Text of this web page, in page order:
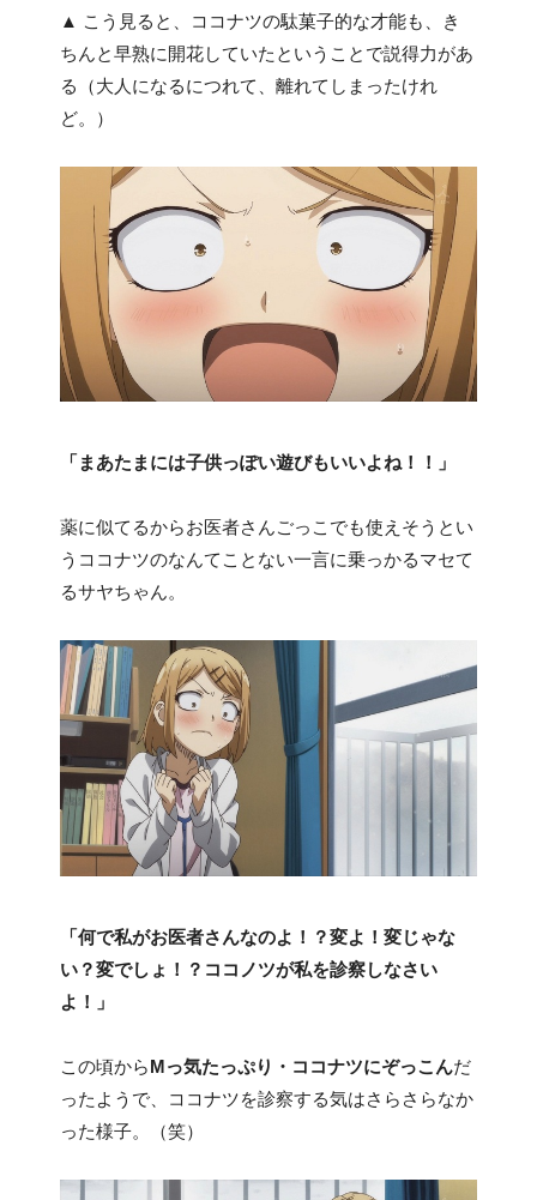
▲ こう見ると、ココナツの駄菓子的な才能も、き
ちんと早熟に開花していたということで説得力があ
る（大人になるにつれて、離れてしまったけれ
ど。）
「まあたまには子供っぽい遊びもいいよね！！」
薬に似てるからお医者さんごっこでも使えそうとい
うココナツのなんてことない一言に乗っかるマセて
るサヤちゃん。
「何で私がお医者さんなのよ！？変よ！変じゃな
い？変でしょ！？ココノツが私を診察しなさい
よ！」
この頃からMっ気たっぷり・ココナツにぞっこんだ
ったようで、ココナツを診察する気はさらさらなか
った様子。（笑）